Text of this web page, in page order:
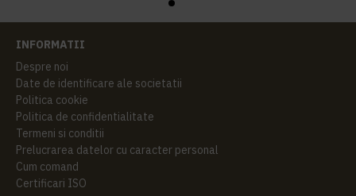
INFORMATII
Despre noi
Date de identificare ale societatii
Politica cookie
Politica de confidentialitate
Termeni si conditii
Prelucrarea datelor cu caracter personal
Cum comand
Certificari ISO